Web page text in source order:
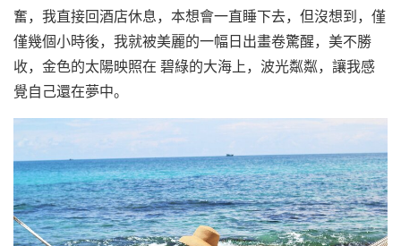
奮，我直接回酒店休息，本想會一直睡下去，但沒想到，僅
僅幾個小時後，我就被美麗的一幅日出畫卷驚醒，美不勝
收，金色的太陽映照在 碧綠的大海上，波光粼粼，讓我感
覺自己還在夢中。